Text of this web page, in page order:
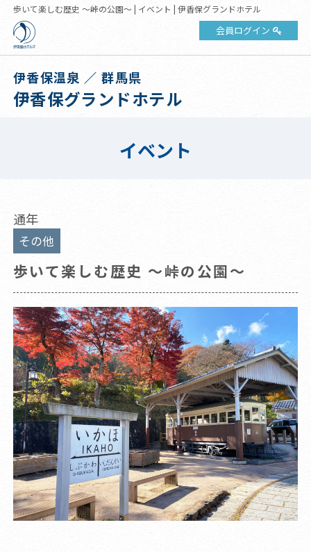
歩いて楽しむ歴史 ～峠の公園～ | イベント | 伊香保グランドホテル
会員ログイン
伊香保温泉 ／ 群馬県
伊香保グランドホテル
イベント
通年
その他
歩いて楽しむ歴史 ～峠の公園～